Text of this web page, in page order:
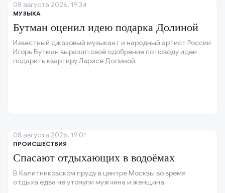
МУЗЫКА
Бутман оценил идею подарка Долиной
Известный джазовый музыкант и народный артист России
Игорь Бутман выразил своё одобрение по поводу идеи
подарить квартиру Ларисе Долиной.
08 августа 2026, 19:34
ПРОИСШЕСТВИЯ
Спасают отдыхающих в водоёмах
В Калитниковском пруду в центре Москвы во время
отдыха едва не утонули мужчина и женщина.
08 августа 2026, 19:01